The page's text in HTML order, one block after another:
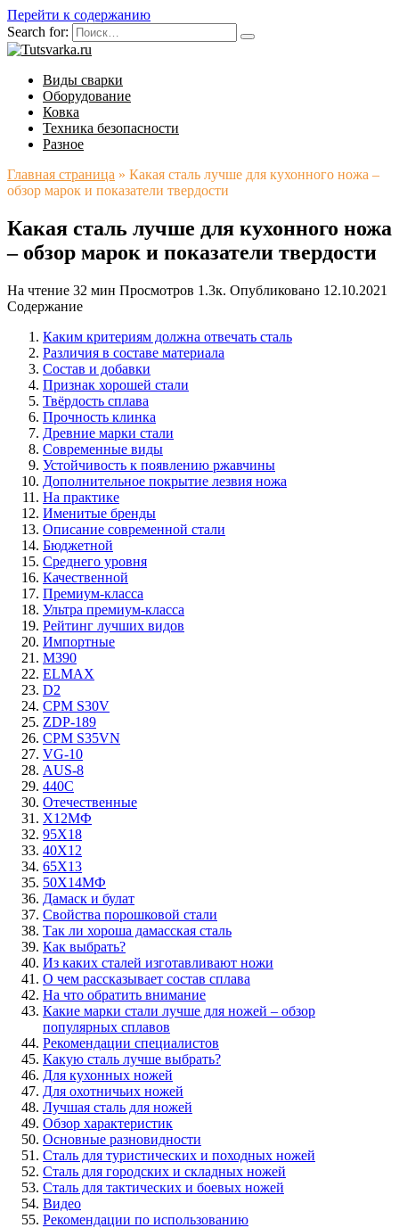
Перейти к содержанию
Search for:
Виды сварки
Оборудование
Ковка
Техника безопасности
Разное
Главная страница » Какая сталь лучше для кухонного ножа –
обзор марок и показатели твердости
Какая сталь лучше для кухонного ножа
– обзор марок и показатели твердости
На чтение 32 мин Просмотров 1.3к. Опубликовано 12.10.2021
Содержание
Каким критериям должна отвечать сталь
Различия в составе материала
Состав и добавки
Признак хорошей стали
Твёрдость сплава
Прочность клинка
Древние марки стали
Современные виды
Устойчивость к появлению ржавчины
Дополнительное покрытие лезвия ножа
На практике
Именитые бренды
Описание современной стали
Бюджетной
Среднего уровня
Качественной
Премиум-класса
Ультра премиум-класса
Рейтинг лучших видов
Импортные
М390
ELMAX
D2
CPM S30V
ZDP-189
CPM S35VN
VG-10
AUS-8
440C
Отечественные
Х12МФ
95Х18
40Х12
65Х13
50Х14МФ
Дамаск и булат
Свойства порошковой стали
Так ли хороша дамасская сталь
Как выбрать?
Из каких сталей изготавливают ножи
О чем рассказывает состав сплава
На что обратить внимание
Какие марки стали лучше для ножей – обзор
популярных сплавов
Рекомендации специалистов
Какую сталь лучше выбрать?
Для кухонных ножей
Для охотничьих ножей
Лучшая сталь для ножей
Обзор характеристик
Основные разновидности
Сталь для туристических и походных ножей
Сталь для городских и складных ножей
Сталь для тактических и боевых ножей
Видео
Рекомендации по использованию